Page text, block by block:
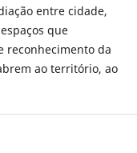
entre cidade,
que
reconhecimento da
ao território, ao